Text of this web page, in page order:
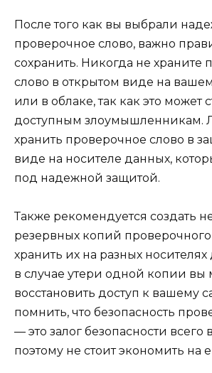
После того как вы выбрали
проверочное слово, важно
сохранить. Никогда не храните
слово в открытом виде на
или в облаке, так как это может
доступным злоумышленникам.
хранить проверочное слово в
виде на носителе данных,
под надежной защитой.
Также рекомендуется создать
резервных копий проверочного
хранить их на разных
в случае утери одной копии вы
восстановить доступ к вашему
помнить, что безопасность
— это залог безопасности всего
поэтому не стоит экономить на